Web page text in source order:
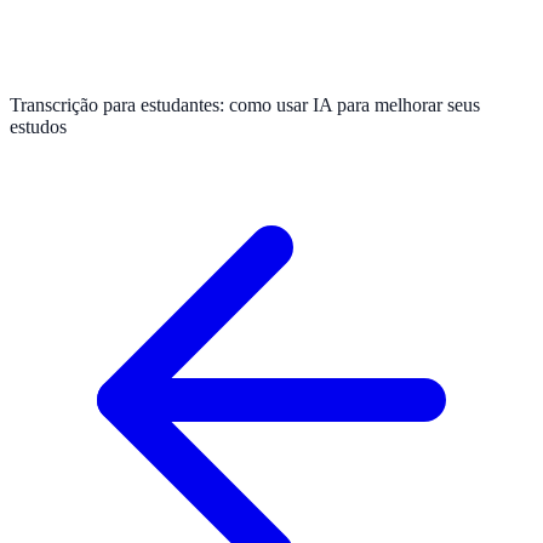
Transcrição para estudantes: como usar IA para melhorar seus
estudos